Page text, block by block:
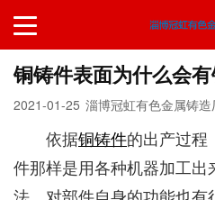
铜铸件表面为什么会
2021-01-25 淄博冠虹有色金属铸造
依据铜铸件的出产过程
件那样是用各种机器加工